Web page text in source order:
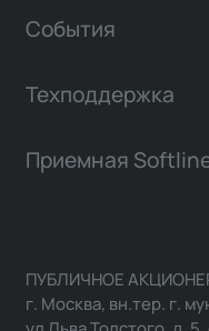
События
Техподдержка
Приемная
ПУБЛИЧНОЕ
г. Москва, вн.тер. г.